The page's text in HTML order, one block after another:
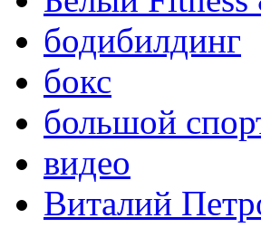
бодибилдинг
бокс
большой
видео
Виталий